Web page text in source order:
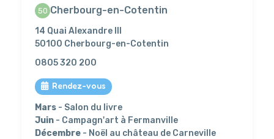
50 Cherbourg-en-Cotentin
14 Quai Alexandre III
50100 Cherbourg-en-Cotentin
0805 320 200
Rendez-vous
Mars - Salon du livre
Juin - Campagn'art à Fermanville
Décembre - Noël au château de Carneville